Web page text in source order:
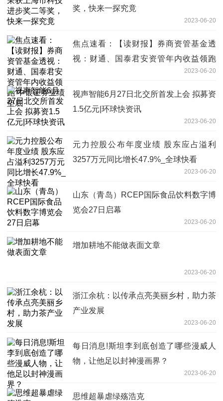
奖，快来一探究竟
2023-06-20
焦点速看：【读财报】券商资管基金透
视：财通、国泰君安资管年内收益领跑
2023-06-20
视声智能6月27日北交所首发上会 拟募资
1.5亿元|环球快资讯
2023-06-20
元力控股公布年度业绩 股东应占溢利
3257万元同比增长47.9%_全球快看
2023-06-20
山东（青岛）RCEP国际食品饮料数字博
览会27日启幕
2023-06-20
增加耕地不能做表面文章
2023-06-20
浙江余杭：以传承点亮美丽乡村，助力茶
产业发展
2023-06-20
每日消息!斯坦李到底创造了哪些漫威人
物，让他足以封神漫画界？
2023-06-20
思维超暴虐绿殇浩克